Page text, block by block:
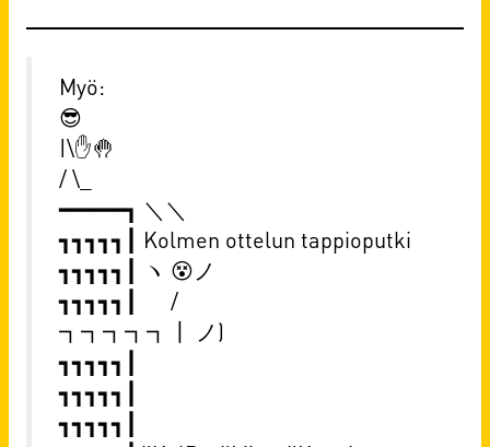
Myö:
😎
|\✋🤚
/ \_
━━━━━┓ ＼＼
┓┓┓┓┓┃ Kolmen ottelun tappioputki
┓┓┓┓┓┃ ヽ 😵ノ
┓┓┓┓┓┃ /
┓┓┓┓┓┃ ノ)
┓┓┓┓┓┃
┓┓┓┓┓┃
┓┓┓┓┓┃